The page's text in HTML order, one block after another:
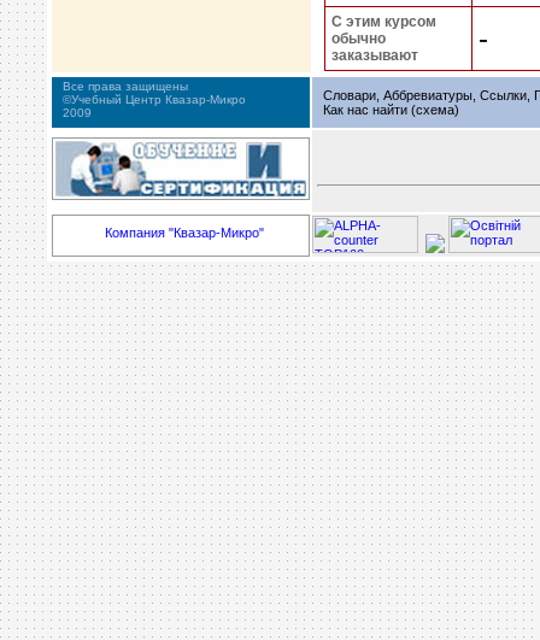
С этим курсом
обычно
заказывают
-
Все права защищены
©Учебный Центр Квазар-Микро
2009
Словари, Аббревиатуры, Ссылки,
Как нас найти (схема)
Компания "Квазар-Микро"